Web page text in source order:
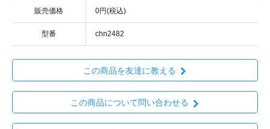
販売価格 0円(税込)
型番 chn2482
この商品を友達に教える
この商品について問い合わせる